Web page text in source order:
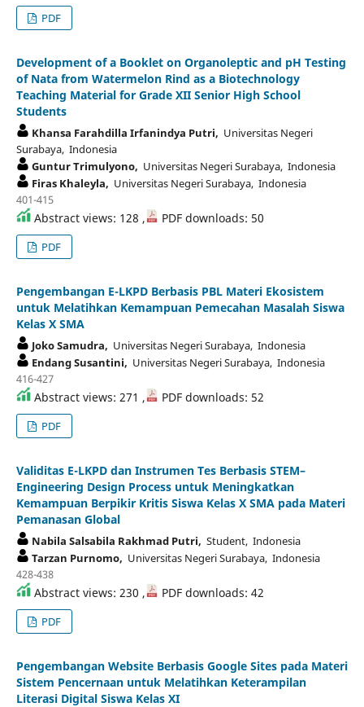
PDF
Development of a Booklet on Organoleptic and pH Testing
of Nata from Watermelon Rind as a Biotechnology
Teaching Material for Grade XII Senior High School
Students
Khansa Farahdilla Irfanindya Putri, Universitas Negeri
Surabaya, Indonesia
Guntur Trimulyono, Universitas Negeri Surabaya, Indonesia
Firas Khaleyla, Universitas Negeri Surabaya, Indonesia
401-415
Abstract views: 128 , PDF downloads: 50
PDF
Pengembangan E-LKPD Berbasis PBL Materi Ekosistem
untuk Melatihkan Kemampuan Pemecahan Masalah Siswa
Kelas X SMA
Joko Samudra, Universitas Negeri Surabaya, Indonesia
Endang Susantini, Universitas Negeri Surabaya, Indonesia
416-427
Abstract views: 271 , PDF downloads: 52
PDF
Validitas E-LKPD dan Instrumen Tes Berbasis STEM–
Engineering Design Process untuk Meningkatkan
Kemampuan Berpikir Kritis Siswa Kelas X SMA pada Materi
Pemanasan Global
Nabila Salsabila Rakhmad Putri, Student, Indonesia
Tarzan Purnomo, Universitas Negeri Surabaya, Indonesia
428-438
Abstract views: 230 , PDF downloads: 42
PDF
Pengembangan Website Berbasis Google Sites pada Materi
Sistem Pencernaan untuk Melatihkan Keterampilan
Literasi Digital Siswa Kelas XI